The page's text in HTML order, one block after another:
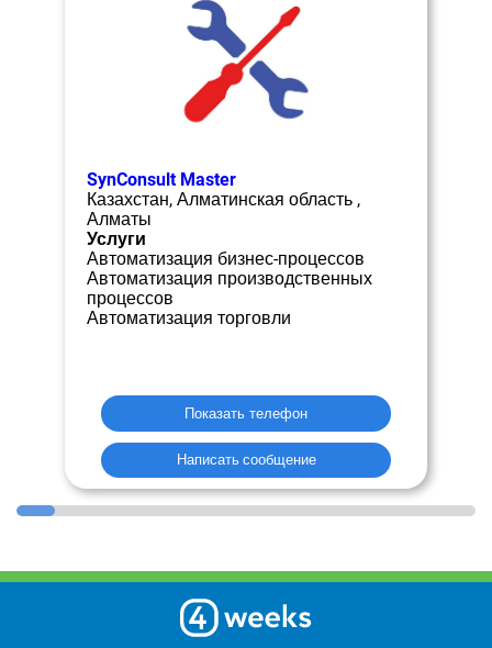
SynConsult Master
Казахстан, Алматинская область ,
Алматы
Услуги
Автоматизация бизнес-процессов
Автоматизация производственных
процессов
Автоматизация торговли
Показать телефон
Написать сообщение